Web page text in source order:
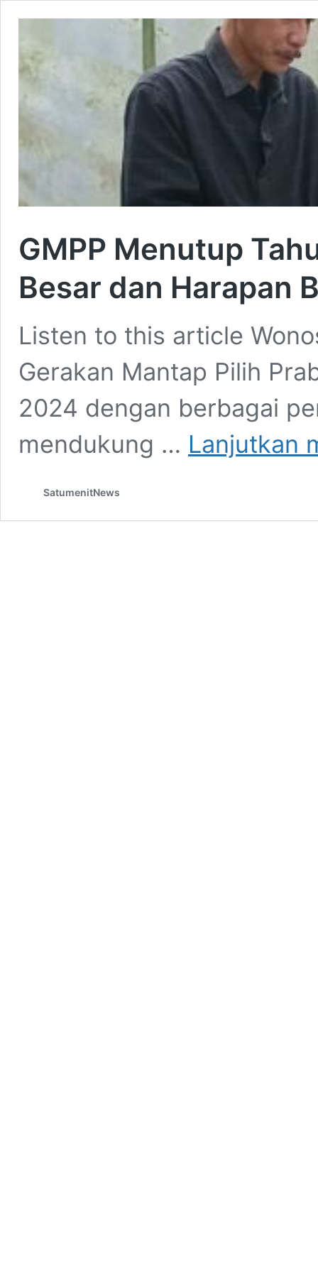
GMPP Menutup
Besar dan Harapan
Listen to this article
Gerakan Mantap Pilih
2024 dengan berbagai
mendukung … Lanjutkan
SatumenitNews